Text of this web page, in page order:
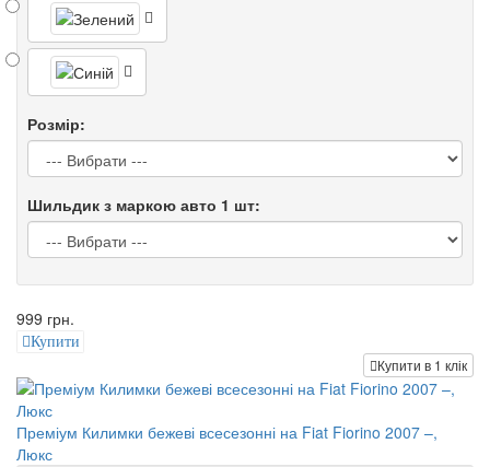
Розмір:
Шильдик з маркою авто 1 шт:
999 грн.
Купити
Купити в 1 клік
Преміум Килимки бежеві всесезонні на Fiat Fiorino 2007 –,
Люкс